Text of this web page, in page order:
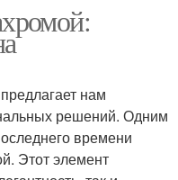
нам
решений. Одним
времени
Этот элемент